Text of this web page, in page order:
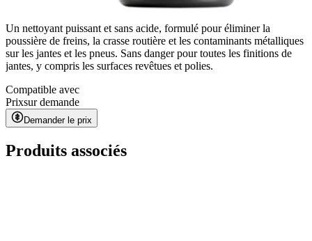
Un nettoyant puissant et sans acide, formulé pour éliminer la
poussière de freins, la crasse routière et les contaminants métalliques
sur les jantes et les pneus. Sans danger pour toutes les finitions de
jantes, y compris les surfaces revêtues et polies.
Compatible avec
Prixsur demande
Demander le prix
Produits associés